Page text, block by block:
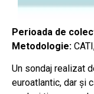
Perioada de
Metodologie:
Un sondaj realizat
euroatlantic, dar și